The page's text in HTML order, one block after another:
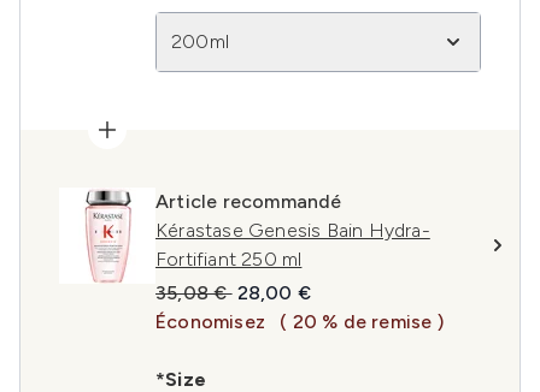
200ml
Article recommandé
Kérastase Genesis Bain Hydra-
Fortifiant 250 ml
Prix de vente :
35,08 € Prix ​​actuel :
28,00 €
Économisez
( 20 % de remise )
*Size